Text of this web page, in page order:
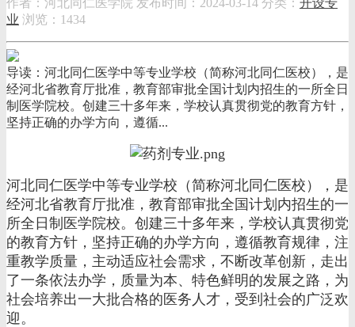
业 浏览：1434
导读：河北同仁医学中等专业学校（简称河北同仁医校），是
经河北省教育厅批准，教育部审批全国计划内招生的一所全日
制医学院校。创建三十多年来，学校认真贯彻党的教育方针，
坚持正确的办学方向，遵循...
河北同仁医学中等专业学校（简称河北同仁医校），是
经河北省教育厅批准，教育部审批全国计划内招生的一
所全日制医学院校。创建三十多年来，学校认真贯彻党
的教育方针，坚持正确的办学方向，遵循教育规律，注
重教学质量，主动适应社会需求，不断改革创新，走出
了一条依法办学，质量为本、特色鲜明的发展之路，为
社会培养出一大批合格的医务人才，受到社会的广泛欢
迎。